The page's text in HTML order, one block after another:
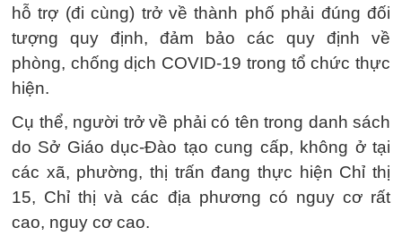
hỗ trợ (đi cùng) trở về thành phố phải đúng đối
tượng quy định, đảm bảo các quy định về
phòng, chống dịch COVID-19 trong tổ chức thực
hiện.
Cụ thể, người trở về phải có tên trong danh sách
do Sở Giáo dục-Đào tạo cung cấp, không ở tại
các xã, phường, thị trấn đang thực hiện Chỉ thị
15, Chỉ thị và các địa phương có nguy cơ rất
cao, nguy cơ cao.